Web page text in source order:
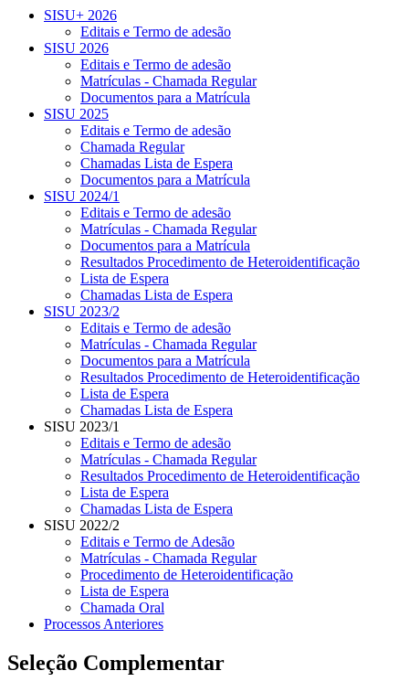
SISU+ 2026
Editais e Termo de adesão
SISU 2026
Editais e Termo de adesão
Matrículas - Chamada Regular
Documentos para a Matrícula
SISU 2025
Editais e Termo de adesão
Chamada Regular
Chamadas Lista de Espera
Documentos para a Matrícula
SISU 2024/1
Editais e Termo de adesão
Matrículas - Chamada Regular
Documentos para a Matrícula
Resultados Procedimento de Heteroidentificação
Lista de Espera
Chamadas Lista de Espera
SISU 2023/2
Editais e Termo de adesão
Matrículas - Chamada Regular
Documentos para a Matrícula
Resultados Procedimento de Heteroidentificação
Lista de Espera
Chamadas Lista de Espera
SISU 2023/1
Editais e Termo de adesão
Matrículas - Chamada Regular
Resultados Procedimento de Heteroidentificação
Lista de Espera
Chamadas Lista de Espera
SISU 2022/2
Editais e Termo de Adesão
Matrículas - Chamada Regular
Procedimento de Heteroidentificação
Lista de Espera
Chamada Oral
Processos Anteriores
Seleção Complementar